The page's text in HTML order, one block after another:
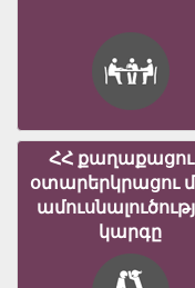
ՀՀ
օտարերկրացու
կարգը